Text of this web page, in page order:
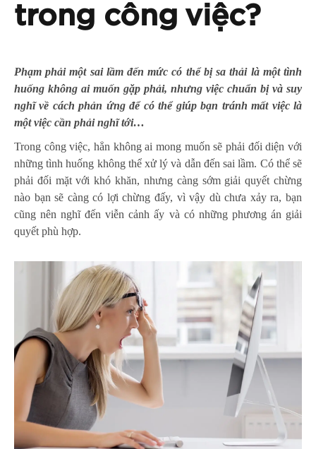
trong công việc?
Phạm phải một sai lầm đến mức có thể bị sa thải là một tình
huống không ai muốn gặp phải, nhưng việc chuẩn bị và suy
nghĩ về cách phản ứng để có thể giúp bạn tránh mất việc là
một việc cần phải nghĩ tới…
Trong công việc, hẳn không ai mong muốn sẽ phải đối diện với
những tình huống không thể xử lý và dẫn đến sai lầm. Có thể sẽ
phải đối mặt với khó khăn, nhưng càng sớm giải quyết chừng
nào bạn sẽ càng có lợi chừng đấy, vì vậy dù chưa xảy ra, bạn
cũng nên nghĩ đến viễn cảnh ấy và có những phương án giải
quyết phù hợp.